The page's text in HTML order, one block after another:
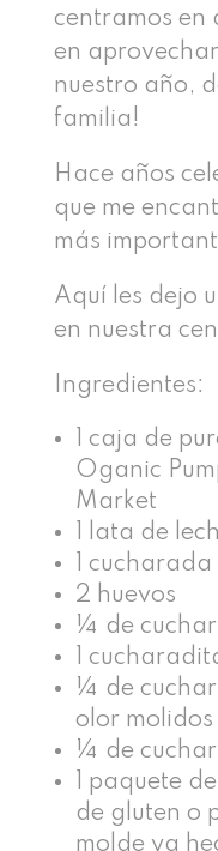
centramos en
en
nuestro año,
familia!
Hace años
que me
más
Aquí les dejo
en nuestra
Ingredientes:
1 caja de
Oganic
Market
1 lata de
1
2 huevos
¼ de
1
¼ de
olor molidos
¼ de
1 paquete
de gluten o
molde ya